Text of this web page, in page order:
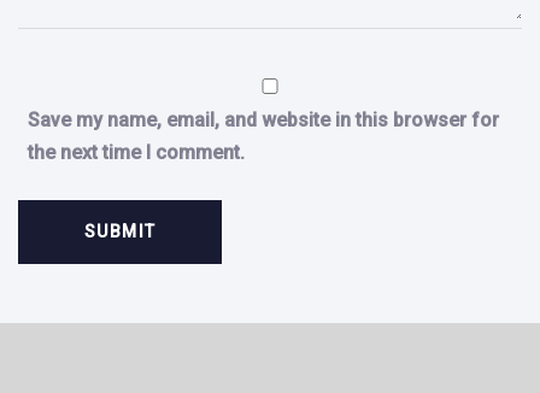
Save my name, email, and website in this browser for
the next time I comment.